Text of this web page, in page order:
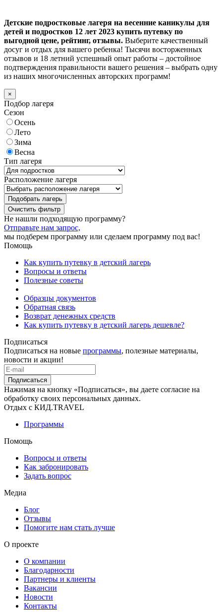
Детские подростковые лагеря на весенние каникулы для
детей и подростков 12 лет 2023 купить путевку по
выгодной цене, рейтинг, отзывы. Выберите качественный
досуг и отдых для вашего ребенка! Тысячи восторженных
отзывов и 18 летний успешный опыт работы – достойное
подтверждения правильности вашего решения – выбрать одну
из наших многочисленных авторских программ!
×
Подбор лагеря
Сезон
Осень
Лето
Зима
Весна
Тип лагеря
Расположение лагеря
Подобрать лагерь
Не нашли подходящую программу?
Отправьте нам запрос,
мы подберем программу или сделаем программу под вас!
Помощь
Как купить путевку в детский лагерь
Вопросы и ответы
Полезные советы
Образцы документов
Обратная связь
Возврат денежных средств
Как купить путевку в детский лагерь дешевле?
Подписаться
Подписаться на новые программы, полезные материалы,
новости и акции!
Подписаться
Нажимая на кнопку «Подписаться», вы даете согласие на
обработку своих персональных данных.
Отдых с КИД.TRAVEL
Программы
Помощь
Вопросы и ответы
Как забронировать
Задать вопрос
Медиа
Блог
Отзывы
Помогите нам стать лучше
О проекте
О компании
Благодарности
Партнеры и клиенты
Вакансии
Новости
Контакты